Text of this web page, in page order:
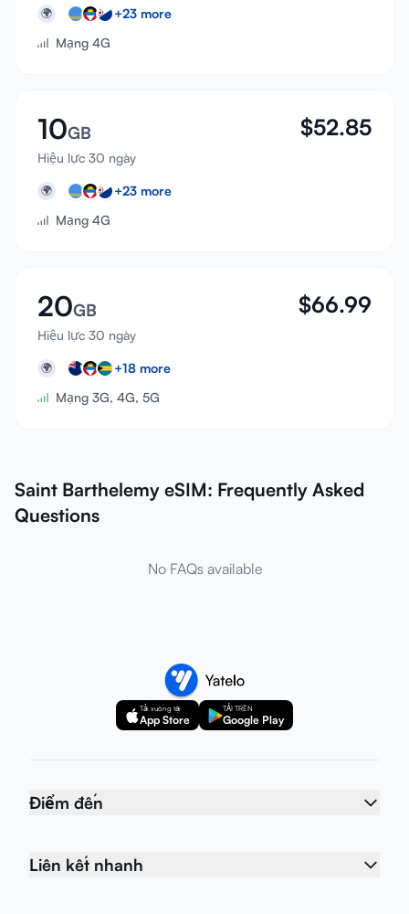
🌍 +23 more
Mạng 4G
10GB
Hiệu lực 30 ngày
$52.85
🌍 +23 more
Mạng 4G
20GB
Hiệu lực 30 ngày
$66.99
🌍 +18 more
Mạng 3G, 4G, 5G
Saint Barthelemy eSIM: Frequently Asked
Questions
No FAQs available
Tải xuống tại
App Store
TẢI TRÊN
Google Play
Điểm đến
Liên kết nhanh